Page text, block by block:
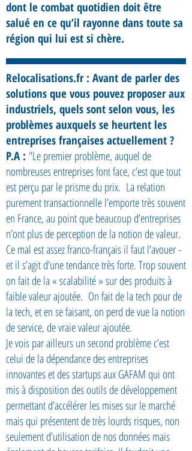
dont le combat quotidien doit être
salué en ce qu’il rayonne dans toute sa
région qui lui est si chère.
Relocalisations.fr : Avant de parler des
solutions que vous pouvez proposer aux
industriels, quels sont selon vous, les
problèmes auxquels se heurtent les
entreprises françaises actuellement ?
P.A : "Le premier problème, auquel de
nombreuses entreprises font face, c’est que tout
est perçu par le prisme du prix. La relation
purement transactionnelle l’emporte très souvent
en France, au point que beaucoup d’entreprises
n’ont plus de perception de la notion de valeur.
Ce mal est assez franco-français il faut l’avouer -
et il s’agit d’une tendance très forte. Trop souvent
on fait de la « scalabilité » sur des produits à
faible valeur ajoutée. On fait de la tech pour de
la tech, et en se faisant, on perd de vue la notion
de service, de vraie valeur ajoutée.
Je vois par ailleurs un second problème c’est
celui de la dépendance des entreprises
innovantes et des startups aux GAFAM qui ont
mis à disposition des outils de développement
permettant d’accélérer les mises sur le marché
mais qui présentent de très lourds risques, non
seulement d’utilisation de nos données mais